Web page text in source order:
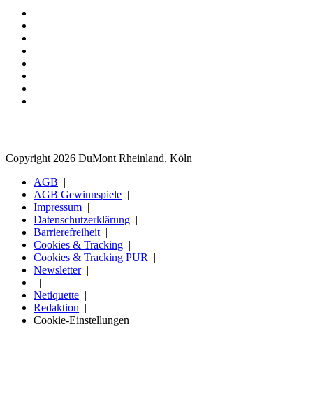
Copyright 2026 DuMont Rheinland, Köln
AGB
AGB Gewinnspiele
Impressum
Datenschutzerklärung
Barrierefreiheit
Cookies & Tracking
Cookies & Tracking PUR
Newsletter
Netiquette
Redaktion
Cookie-Einstellungen